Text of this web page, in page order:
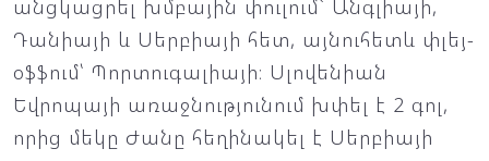
անցկացրել խմբային փուլում` Անգլիայի,
Դանիայի և Սերբիայի հետ, այնուհետև փլեյ-
օֆֆում՝ Պորտուգալիայի։ Սլովենիան
Եվրոպայի առաջնությունում խփել է 2 գոլ,
որից մեկը Ժանը հեղինակել է Սերբիայի